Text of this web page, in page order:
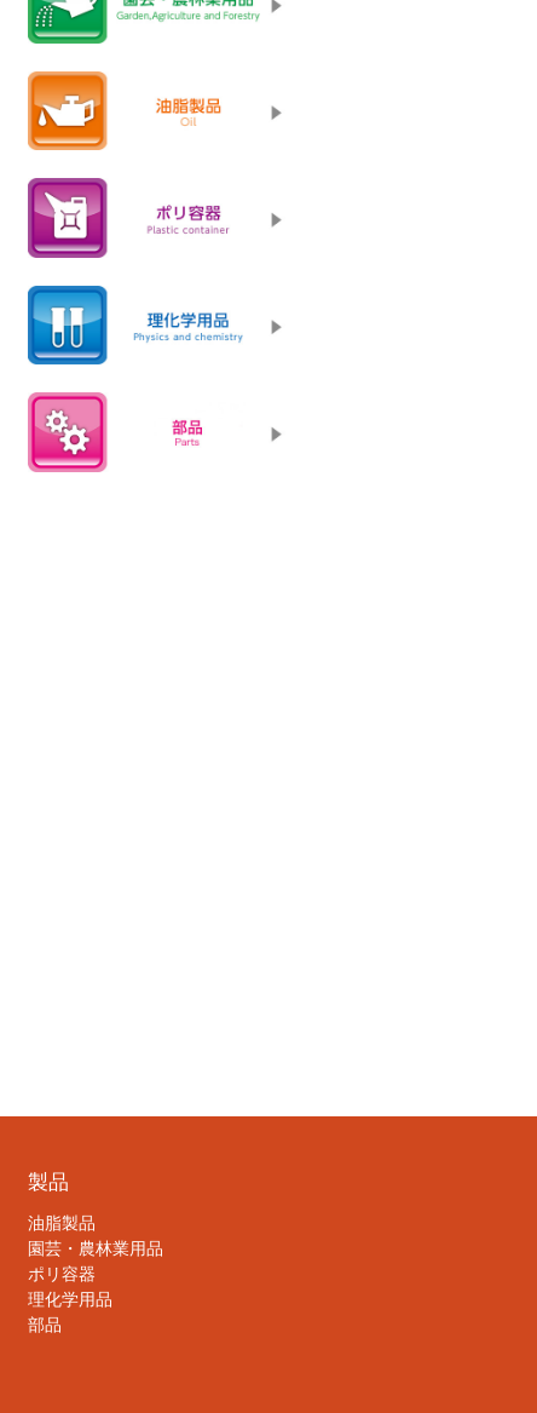
製品
油脂製品
園芸・農林業用品
ポリ容器
理化学用品
部品